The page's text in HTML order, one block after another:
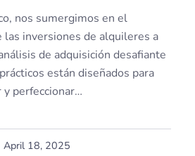
nos sumergimos en el
las inversiones de alquileres a
de adquisición desafiante
están diseñados para
y perfeccionar…
April 18, 2025